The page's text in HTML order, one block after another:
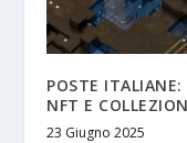
POSTE
NFT E
23 Giugno 2025